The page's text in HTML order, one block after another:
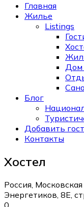
Главная
Жилье
Listings
Дом
Блог
Добавить
Контакты
Хостел
Россия,
Энергетиков, 8Е,
0